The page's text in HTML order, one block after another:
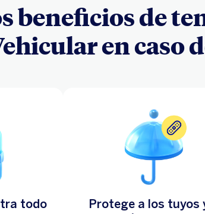
beneficios de
en caso
todo
Protege a los tuyos